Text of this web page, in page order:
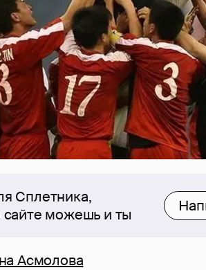
Сплетника,
сайте можешь и ты
Асмолова